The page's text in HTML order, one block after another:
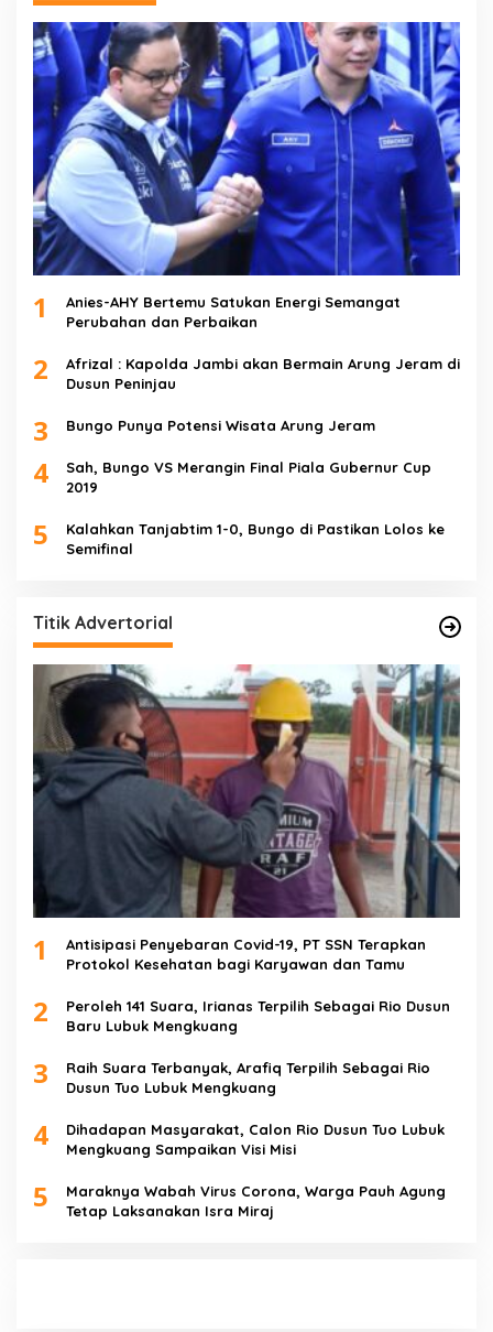
1
Anies-AHY Bertemu Satukan Energi Semangat
Perubahan dan Perbaikan
2
Afrizal : Kapolda Jambi akan Bermain Arung Jeram di
Dusun Peninjau
3 Bungo Punya Potensi Wisata Arung Jeram
4
Sah, Bungo VS Merangin Final Piala Gubernur Cup
2019
5
Kalahkan Tanjabtim 1-0, Bungo di Pastikan Lolos ke
Semifinal
Titik Advertorial
1
Antisipasi Penyebaran Covid-19, PT SSN Terapkan
Protokol Kesehatan bagi Karyawan dan Tamu
2
Peroleh 141 Suara, Irianas Terpilih Sebagai Rio Dusun
Baru Lubuk Mengkuang
3
Raih Suara Terbanyak, Arafiq Terpilih Sebagai Rio
Dusun Tuo Lubuk Mengkuang
4
Dihadapan Masyarakat, Calon Rio Dusun Tuo Lubuk
Mengkuang Sampaikan Visi Misi
5
Maraknya Wabah Virus Corona, Warga Pauh Agung
Tetap Laksanakan Isra Miraj